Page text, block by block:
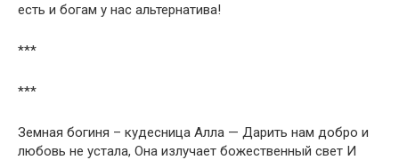
есть и богам у нас альтернатива!
***
***
Земная богиня – кудесница Алла — Дарить нам добро и
любовь не устала, Она излучает божественный свет И